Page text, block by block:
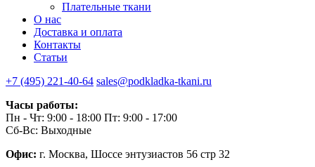
Плательные ткани
О нас
Доставка и оплата
Контакты
Статьи
+7 (495) 221-40-64 sales@podkladka-tkani.ru
Часы работы:
Пн - Чт: 9:00 - 18:00 Пт: 9:00 - 17:00
Сб-Вс: Выходные
Офис: г. Москва, Шоссе энтузиастов 56 стр 32